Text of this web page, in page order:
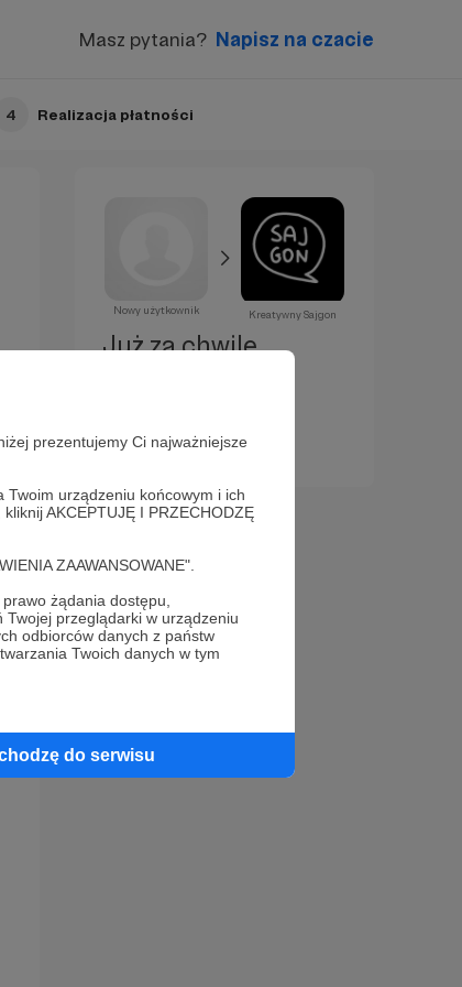
prezentujemy Ci najważniejsze
urządzeniu końcowym i ich
AKCEPTUJĘ I PRZECHODZĘ
ZAAWANSOWANE".
żądania dostępu,
przeglądarki w urządzeniu
odbiorców danych z państw
Twoich danych w tym
do serwisu
Masz pytania? Napisz na czacie
4 Realizacja płatności
Nowy użytkownik Kreatywny Sajgon
Już za chwilę